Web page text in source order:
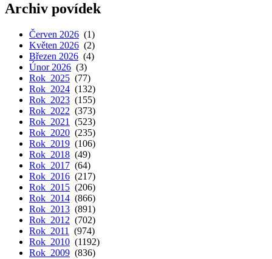
Archiv povídek
Červen 2026 (1)
Květen 2026 (2)
Březen 2026 (4)
Únor 2026 (3)
Rok 2025 (77)
Rok 2024 (132)
Rok 2023 (155)
Rok 2022 (373)
Rok 2021
(523)
Rok 2020 (235)
Rok 2019 (106)
Rok 2018 (49)
Rok 2017 (64)
Rok 2016 (217)
Rok 2015 (206)
Rok 2014 (866)
Rok 2013 (891)
Rok 2012 (702)
Rok 2011
(974)
Rok 2010 (1192)
Rok 2009 (836)